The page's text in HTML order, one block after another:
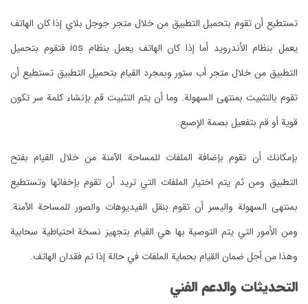
تستطيع أن تقوم بتحميل التطبيق من خلال متجر جوجل بلاي إذا كان الهاتف
يعمل بنظام الأندرويد أما إذا كان الهاتف يعمل بنظام ios فتقوم بتحميل
التطبيق من خلال متجر أب ستور وبمجرد القيام بتحميل التطبيق تستطيع أن
تقوم بالتثبيت بمنتهى السهولة. وما أن يتم التثبيت قم بإنشاء كلمة سر تكون
قوية أو قم بتفعيل بصمة الإصبع.
بإمكانك أن تقوم بإضافة الملفات للمساحة الآمنة من خلال القيام بفتح
التطبيق ومن ثم يتم اختيار الملفات التي تريد أن تقوم بإخفائها وتستطيع
بمنتهى السهولة واليسر أن تقوم بنقل الفيديوهات والصور للمساحة الآمنة.
ومن الأمور التي يتم التوصية بها هي القيام بتجهيز نسخة احتياطية سحابية
وهذا من أجل ضمان القيام بحماية الملفات في حالة إذا تم فقدان الهاتف.
التحديثات والدعم الفني